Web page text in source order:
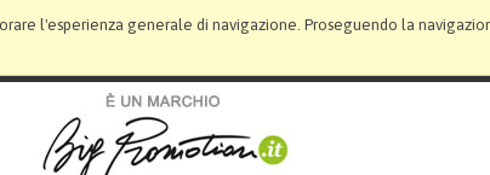
l'esperienza generale di navigazione. Proseguendo la